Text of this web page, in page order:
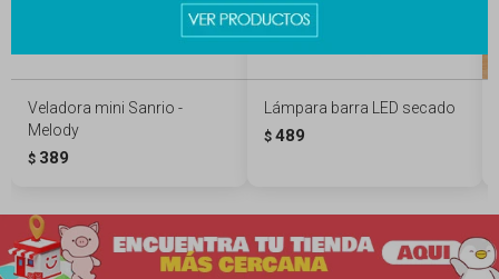
Veladora mini Sanrio -
Melody
$ 389
Lámpara barra LED secado
$ 489